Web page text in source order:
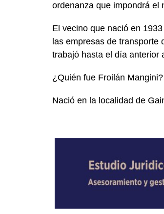
ordenanza que impondrá el
El vecino que nació en
las empresas de
trabajó hasta el día anterior
¿Quién fue Froilán Mangini?
Nació en la localidad de